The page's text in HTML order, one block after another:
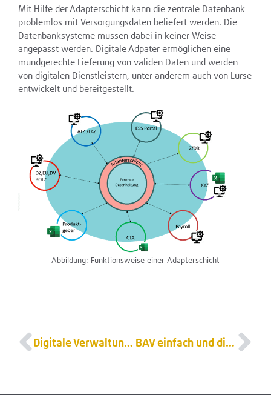
Mit Hilfe der Adapterschicht kann die zentrale Datenbank
problemlos mit Versorgungsdaten beliefert werden. Die
Datenbanksysteme müssen dabei in keiner Weise
angepasst werden. Digitale Adpater ermöglichen eine
mundgerechte Lieferung von validen Daten und werden
von digitalen Dienstleistern, unter anderem auch von Lurse
entwickelt und bereitgestellt.
Abbildung: Funktionsweise einer Adapterschicht
Digitale Verwaltung von Zeitwertkonten BAV einfach und digital verwalten